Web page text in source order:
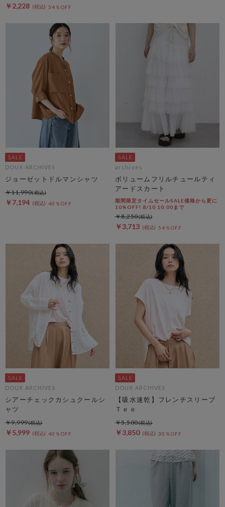
￥2,228 54％OFF
DOUX ARCHIVES
ジョーゼットドルマンシャツ
￥7,194 40％OFF
￥11,990
archives
ボリュームフリルチュールティ
アードスカート
期間限定タイムセールSALE価格から更に
10%OFF! 8/10 10:00まで
￥3,713 54％OFF
￥8,250
DOUX ARCHIVES
シアーチェックカシュクールシ
ャツ
￥5,999 40％OFF
￥9,999
DOUX ARCHIVES
【吸水速乾】フレンチスリーブ
Ｔｅｅ
￥3,850 30％OFF
￥5,500